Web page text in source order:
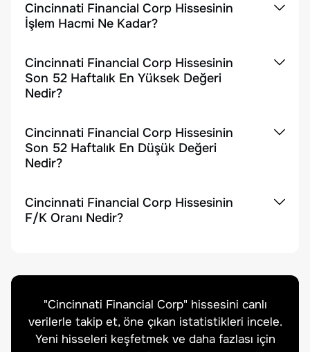
Cincinnati Financial Corp Hissesinin
İşlem Hacmi Ne Kadar?
Cincinnati Financial Corp Hissesinin
Son 52 Haftalık En Yüksek Değeri
Nedir?
Cincinnati Financial Corp Hissesinin
Son 52 Haftalık En Düşük Değeri
Nedir?
Cincinnati Financial Corp Hissesinin
F/K Oranı Nedir?
"Cincinnati Financial Corp" hissesini canlı
verilerle takip et, öne çıkan istatistikleri incele.
Yeni hisseleri keşfetmek ve daha fazlası için